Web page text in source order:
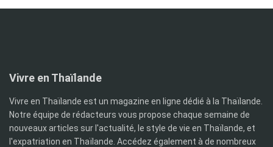
Vivre en Thaïlande
Vivre en Thaïlande est un magazine en ligne dédié à la Thaïlande.
Notre équipe de rédacteurs vous propose chaque semaine de
nouveaux articles sur l'actualité, le style de vie en Thaïlande, et
l'expatriation en Thaïlande. Accédez également à de nombreux